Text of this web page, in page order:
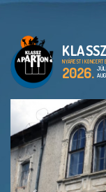
NYÁRESTI
2026.
PROGRAMOK
A KLASSZ A
FESZTIVÁL
CIMBORA